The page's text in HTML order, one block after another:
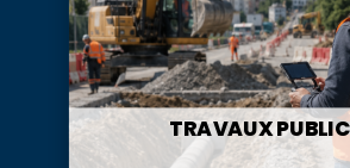
TRAVAUX